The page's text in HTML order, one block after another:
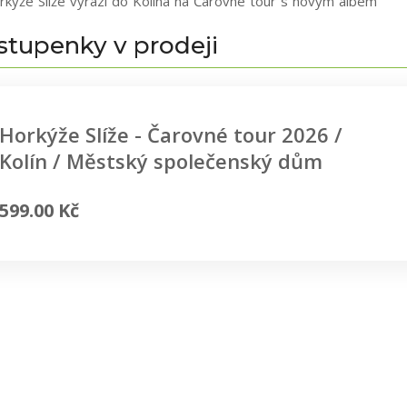
v prodeji
Horkýže Slíže - Čarovné tour 2026 /
Kolín / Městský společenský dům
599.00 Kč